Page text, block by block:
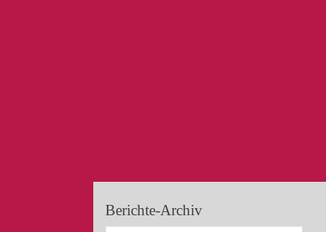
Berichte-Archiv